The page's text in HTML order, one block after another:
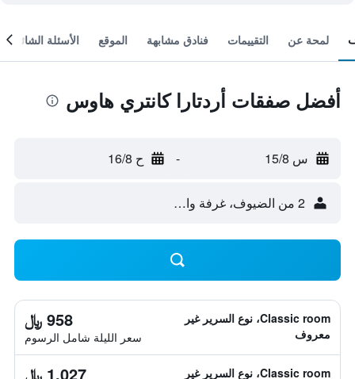
لمحة عن التقييمات فنادق مشابهة الموقع الأسئلة الشائعة
أفضل صفقات أردتارا كانتري هاوس
س 15/8 - ح 16/8
2 من الضيوف، غرفة واحدة
Classic room، نوع السرير غير
معروف
958 ﷼
سعر الليلة شامل الرسوم
Classic room، نوع السرير غير
1,027 ﷼